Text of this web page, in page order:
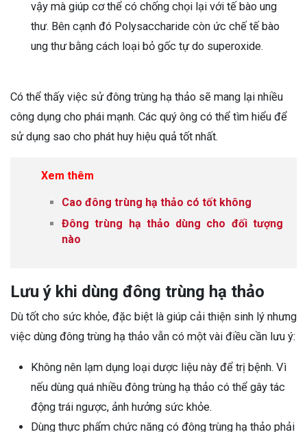
vậy mà giúp cơ thể có chống chọi lại với tế bào ung
thư. Bên cạnh đó Polysaccharide còn ức chế tế bào
ung thư bằng cách loại bỏ gốc tự do superoxide.
Có thể thấy việc sử đông trùng hạ thảo sẽ mang lại nhiều
công dụng cho phái mạnh. Các quý ông có thể tìm hiểu để
sử dụng sao cho phát huy hiệu quả tốt nhất.
Xem thêm
Cao đông trùng hạ thảo có tốt không
Đông trùng hạ thảo dùng cho đối tượng
nào
Lưu ý khi dùng đông trùng hạ thảo
Dù tốt cho sức khỏe, đặc biệt là giúp cải thiện sinh lý nhưng
việc dùng đông trùng hạ thảo vẫn có một vài điều cần lưu ý:
Không nên lạm dụng loại dược liệu này để trị bệnh. Vì
nếu dùng quá nhiều đông trùng hạ thảo có thể gây tác
động trái ngược, ảnh hưởng sức khỏe.
Dùng thực phẩm chức năng có đông trùng hạ thảo phải